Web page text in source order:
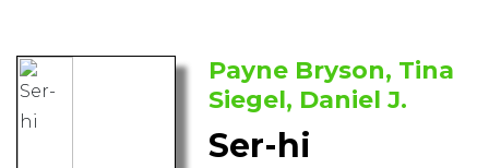
Payne Bryson, Tina
Siegel, Daniel J.
Ser-hi